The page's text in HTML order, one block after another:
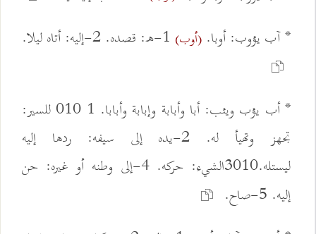
* آب يؤوب: أوبا. (أوب)
* أب يؤب ويئب: أبا وأبابة وإبابة وأبابا. 1 010 للسير:
تجهز وتهيأ له. 2-يده إلى سيفه: ردها إليه
ليستله.3010الشيء: حركه. 4-إلى وطنه أو غيره: حن
إليه. 5-صاح.